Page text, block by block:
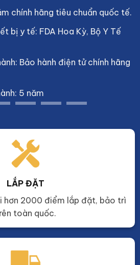
chính hãng tiêu chuẩn quốc tế.
bị y tế: FDA Hoa Kỳ, Bộ Y Tế
Bảo hành điện tử chính hãng
5 năm
LẮP ĐẶT
hơn 2000 điểm lắp đặt, bảo trì
toàn quốc.